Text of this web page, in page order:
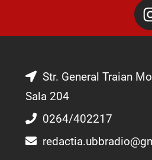
Str. General Traian
Sala 204
0264/402217